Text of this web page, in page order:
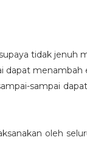
tidak jenuh
menambah
sampai
oleh